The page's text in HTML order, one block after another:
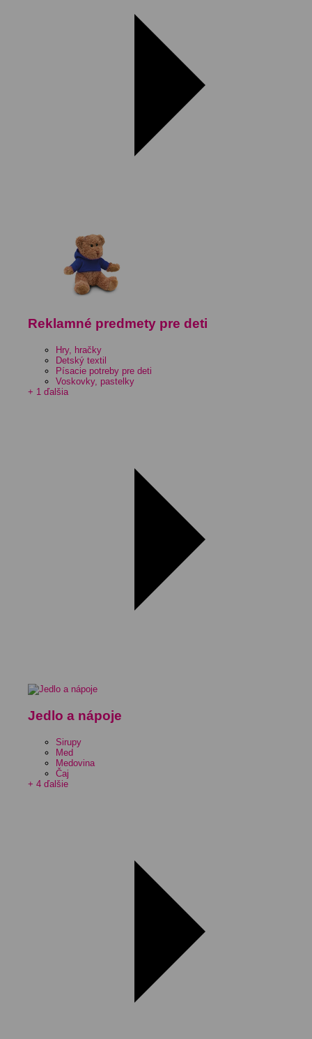
Reklamné predmety pre deti
Hry, hračky
Detský textil
Písacie potreby pre deti
Voskovky, pastelky
+ 1 ďalšia
Jedlo a nápoje
Sirupy
Med
Medovina
Čaj
+ 4 ďalšie